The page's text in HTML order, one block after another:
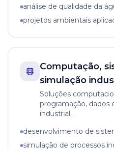
análise de qualidade da
projetos ambientais
Computação,
simulação
Soluções
programação, dados
industrial.
desenvolvimento de
simulação de processos